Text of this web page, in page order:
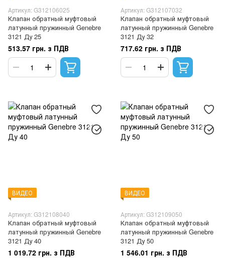
Артикул: G312106025
Клапан обратный муфтовый
латунный пружинный Genebre
3121 Ду 25
513.57 грн. з ПДВ
Артикул: G312107032
Клапан обратный муфтовый
латунный пружинный Genebre
3121 Ду 32
717.62 грн. з ПДВ
ВИДЕО
Артикул: G312108040
Клапан обратный муфтовый
латунный пружинный Genebre
3121 Ду 40
1 019.72 грн. з ПДВ
ВИДЕО
Артикул: G312109050
Клапан обратный муфтовый
латунный пружинный Genebre
3121 Ду 50
1 546.01 грн. з ПДВ